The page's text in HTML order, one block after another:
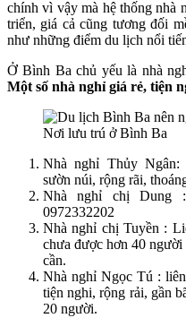
chính vì vậy mà hệ thống nhà
triển, giá cả cũng tương đối
như những điểm du lịch nổi
Ở Bình Ba chủ yếu là nhà
Một số nhà nghỉ giá rẻ, tiện
Nơi lưu trú ở Bình Ba
Nhà nghỉ Thủy Ngân:
sườn núi, rộng rãi,
Nhà nghỉ chị Dung
0972332202
Nhà nghỉ chị Tuyền :
chưa được hơn 40 người
cần.
Nhà nghỉ Ngọc Tú :
tiện nghi, rộng rải, gần
20 người.